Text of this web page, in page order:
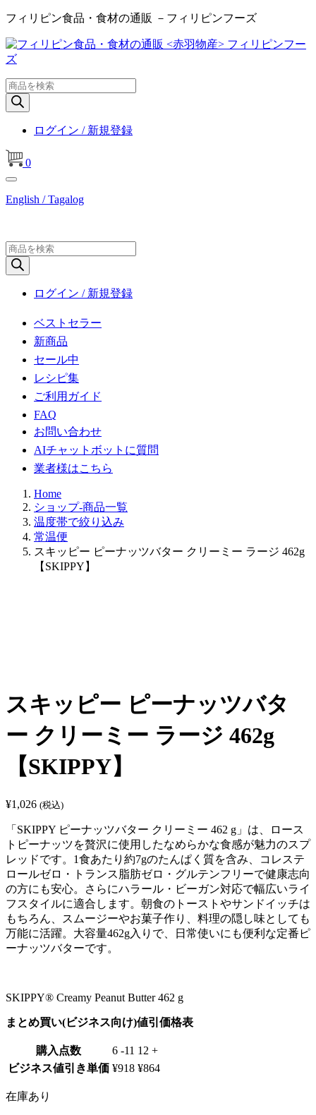
フィリピン食品・食材の通販 －フィリピンフーズ
商
品
検
ログイン / 新規登録
0
English / Tagalog
商
品
検
ログイン / 新規登録
ベストセラー
新商品
セール中
レシピ集
ご利用ガイド
FAQ
お問い合わせ
AIチャットボットに質問
業者様はこちら
Home
ショップ-商品一覧
温度帯で絞り込み
常温便
スキッピー ピーナッツバター クリーミー ラージ 462g
【SKIPPY】
スキッピー ピーナッツバタ
ー クリーミー ラージ 462g
【SKIPPY】
¥1,026 (税込)
「SKIPPY ピーナッツバター クリーミー 462 g」は、ロース
トピーナッツを贅沢に使用したなめらかな食感が魅力のスプ
レッドです。1食あたり約7gのたんぱく質を含み、コレステ
ロールゼロ・トランス脂肪ゼロ・グルテンフリーで健康志向
の方にも安心。さらにハラール・ビーガン対応で幅広いライ
フスタイルに適合します。朝食のトーストやサンドイッチは
もちろん、スムージーやお菓子作り、料理の隠し味としても
万能に活躍。大容量462g入りで、日常使いにも便利な定番ピ
ーナッツバターです。
SKIPPY® Creamy Peanut Butter 462 g
まとめ買い(ビジネス向け)値引価格表
購入点数 6 -11 12 +
ビジネス値引き単価 ¥918 ¥864
在庫あり